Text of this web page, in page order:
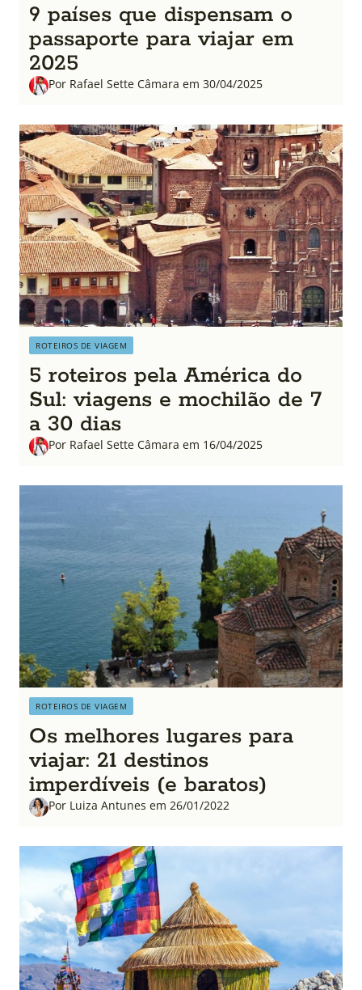
9 países que dispensam o
passaporte para viajar em
2025
Por Rafael Sette Câmara em 30/04/2025
ROTEIROS DE VIAGEM
5 roteiros pela América do
Sul: viagens e mochilão de 7
a 30 dias
Por Rafael Sette Câmara em 16/04/2025
ROTEIROS DE VIAGEM
Os melhores lugares para
viajar: 21 destinos
imperdíveis (e baratos)
Por Luiza Antunes em 26/01/2022